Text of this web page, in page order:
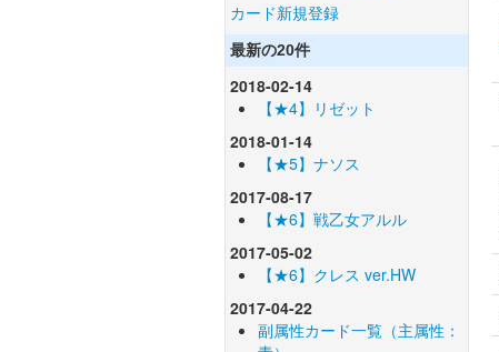
カード新規登録
最新の20件
2018-02-14
【★4】リゼット
2018-01-14
【★5】ナソス
2017-08-17
【★6】戦乙女アルル
2017-05-02
【★6】クレス ver.HW
2017-04-22
副属性カード一覧（主属性：